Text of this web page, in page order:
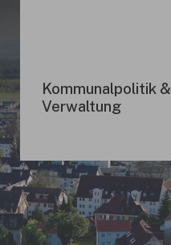
Kommunalpolitik &
Verwaltung